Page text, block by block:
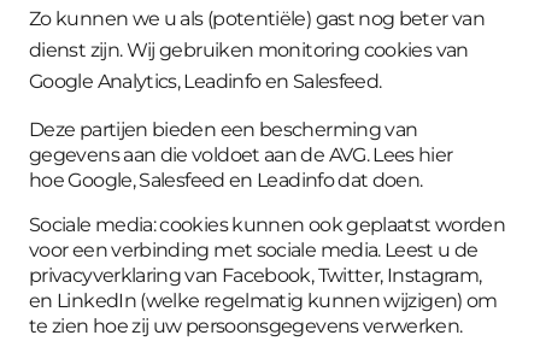
Zo kunnen we u als (potentiële) gast nog beter van
dienst zijn. Wij gebruiken monitoring cookies van
Google Analytics, Leadinfo en Salesfeed.
Deze partijen bieden een bescherming van
gegevens aan die voldoet aan de AVG. Lees hier
hoeGoogle,Salesfeed en Leadinfodat doen.
Sociale media: cookies kunnen ook geplaatst worden
voor een verbinding met sociale media. Leest u de
privacyverklaring van Facebook,Twitter, Instagram,
en LinkedIn(welke regelmatig kunnen wijzigen) om
te zien hoe zij uw persoonsgegevens verwerken.